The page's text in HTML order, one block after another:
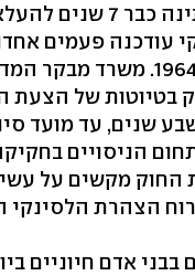
בבני אדם, הממתינה
עודכנה פעמים
לראשונה בשנת 1964. משרד
בטיוטות של הצעת
שבע שנים, עד מועד
הניסויים
החוק מקשים על
הצהרת הלסינקי
בבני אדם חיוניים